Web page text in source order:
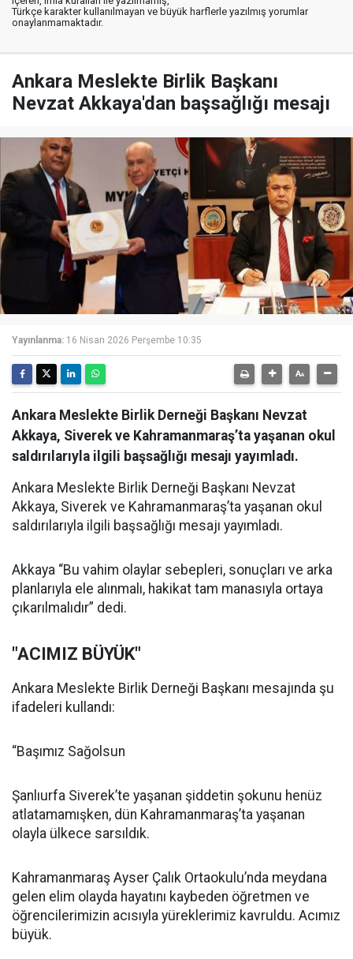
Türkçe karakter kullanılmayan ve büyük harflerle yazılmış yorumlar
onaylanmamaktadır.
Ankara Meslekte Birlik Başkanı
Nevzat Akkaya'dan başsağlığı mesajı
Yayınlanma: 16 Nisan 2026 Perşembe 10:35
Ankara Meslekte Birlik Derneği Başkanı Nevzat
Akkaya, Siverek ve Kahramanmaraş’ta yaşanan okul
saldırılarıyla ilgili başsağlığı mesajı yayımladı.
Ankara Meslekte Birlik Derneği Başkanı Nevzat
Akkaya, Siverek ve Kahramanmaraş’ta yaşanan okul
saldırılarıyla ilgili başsağlığı mesajı yayımladı.
Akkaya “Bu vahim olaylar sebepleri, sonuçları ve arka
planlarıyla ele alınmalı, hakikat tam manasıyla ortaya
çıkarılmalıdır” dedi.
"ACIMIZ BÜYÜK"
Ankara Meslekte Birlik Derneği Başkanı mesajında şu
ifadeleri kullandı:
“Başımız Sağolsun
Şanlıurfa Siverek’te yaşanan şiddetin şokunu henüz
atlatamamışken, dün Kahramanmaraş’ta yaşanan
olayla ülkece sarsıldık.
Kahramanmaraş Ayser Çalık Ortaokulu’nda meydana
gelen elim olayda hayatını kaybeden öğretmen ve
öğrencilerimizin acısıyla yüreklerimiz kavruldu. Acımız
büyük.